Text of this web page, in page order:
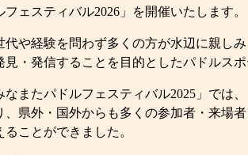
フェスティバル2026」
を開催いたします。
や経験を問わず多くの方が水辺に親しみ
見・発信することを目的としたパドルスポ
またパドルフェスティバル2025」では、
県外・国外からも多くの参加者・来場者
ことができました。